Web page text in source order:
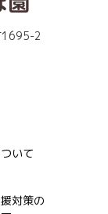
1695-2
いて
対策の